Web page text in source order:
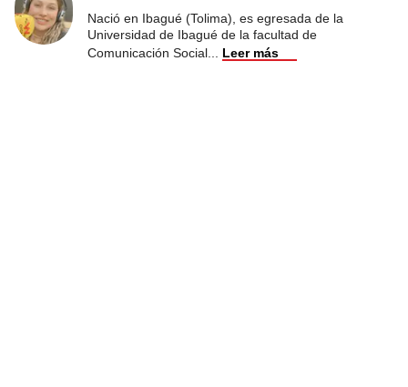
Nació en Ibagué (Tolima), es egresada de la
Universidad de Ibagué de la facultad de
Comunicación Social
Leer más